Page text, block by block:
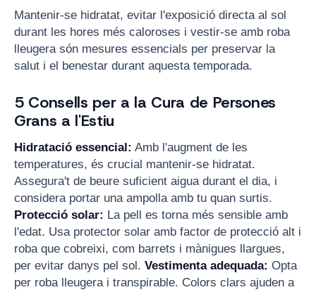
Mantenir-se hidratat, evitar l'exposició directa al sol
durant les hores més caloroses i vestir-se amb roba
lleugera són mesures essencials per preservar la
salut i el benestar durant aquesta temporada.
5 Consells per a la Cura de Persones
Grans a l'Estiu
Hidratació essencial: Amb l'augment de les
temperatures, és crucial mantenir-se hidratat.
Assegura't de beure suficient aigua durant el dia, i
considera portar una ampolla amb tu quan surtis.
Protecció solar: La pell es torna més sensible amb
l'edat. Usa protector solar amb factor de protecció alt i
roba que cobreixi, com barrets i mànigues llargues,
per evitar danys pel sol. Vestimenta adequada: Opta
per roba lleugera i transpirable. Colors clars ajuden a